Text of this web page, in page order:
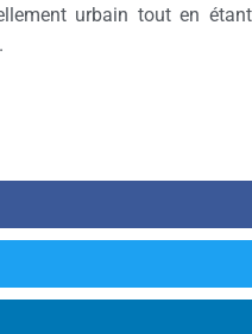
urbain tout en étant